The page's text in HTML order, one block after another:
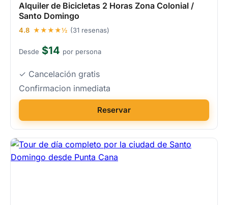
Alquiler de Bicicletas 2 Horas Zona Colonial /
Santo Domingo
4.8 ★★★★½ (31 resenas)
Desde $14 por persona
✓ Cancelación gratis
Confirmacion inmediata
Reservar